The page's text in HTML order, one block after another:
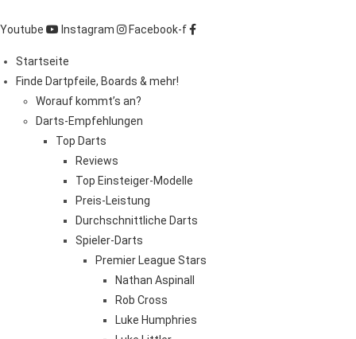
Inhalt
Youtube Instagram Facebook-f
Startseite
Finde Dartpfeile, Boards & mehr!
Worauf kommt’s an?
Darts-Empfehlungen
Top Darts
Reviews
Top Einsteiger-Modelle
Preis-Leistung
Durchschnittliche Darts
Spieler-Darts
Premier League Stars
Nathan Aspinall
Rob Cross
Luke Humphries